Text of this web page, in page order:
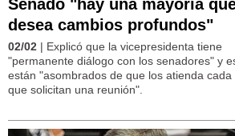
Senado "hay una mayoría
desea cambios profundos"
02/02 | Explicó que la vicepresidenta tiene
"permanente diálogo con los senadores" y
están "asombrados de que los atienda cada
que solicitan una reunión".